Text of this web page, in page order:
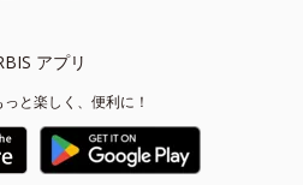
アプリ
と楽しく、便利に！